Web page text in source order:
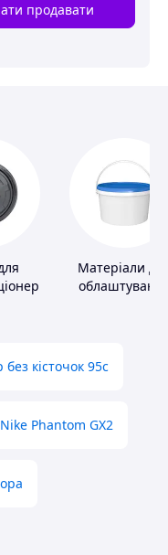
продавати
Матеріали
кісточок 95с
Phantom GX2